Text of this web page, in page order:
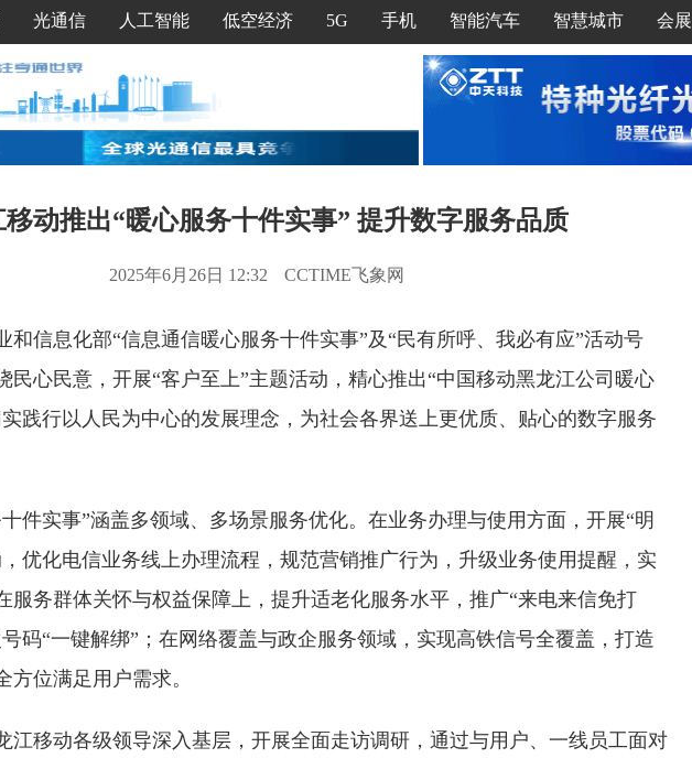
光通信 人工智能 低空经济 5G 手机 智能汽车 智慧城市 会展
动推出“暖心服务十件实事” 提升数字服务品质
2025年6月26日 12:32 CCTIME飞象网
和信息化部“信息通信暖心服务十件实事”及“民有所呼、我必有应”活动号
民心民意，开展“客户至上”主题活动，精心推出“中国移动黑龙江公司暖心
践行以人民为中心的发展理念，为社会各界送上更优质、贴心的数字服务
件实事”涵盖多领域、多场景服务优化。在业务办理与使用方面，开展“明
优化电信业务线上办理流程，规范营销推广行为，升级业务使用提醒，实
服务群体关怀与权益保障上，提升适老化服务水平，推广“来电来信免打
码“一键解绑”；在网络覆盖与政企服务领域，实现高铁信号全覆盖，打造
方位满足用户需求。
江移动各级领导深入基层，开展全面走访调研，通过与用户、一线员工面对